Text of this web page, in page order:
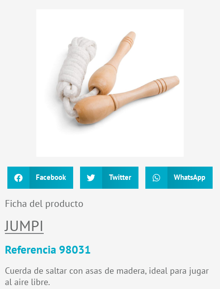
Facebook Twitter WhatsApp
Ficha del producto
JUMPI
Referencia 98031
Cuerda de saltar con asas de madera, ideal para jugar
al aire libre.